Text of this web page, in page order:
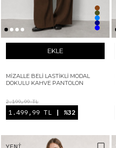
EKLE
MIZALLE BELI LASTIKLI MODAL
DOKULU KAHVE PANTOLON
2.199,99 TL
1.499,99 TL | %32